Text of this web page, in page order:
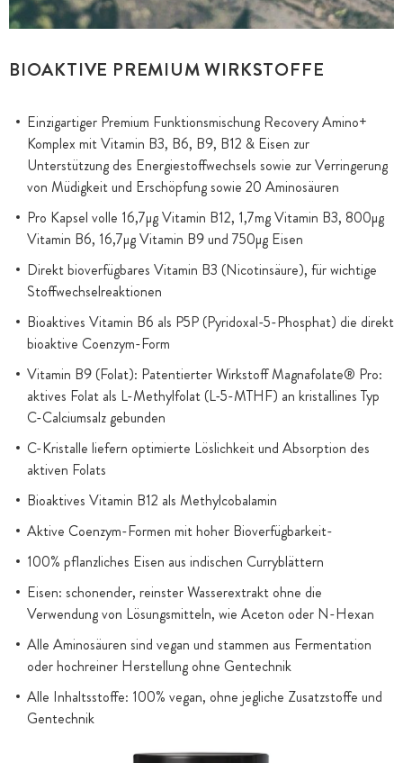
BIOAKTIVE PREMIUM WIRKSTOFFE
Einzigartiger Premium Funktionsmischung Recovery Amino+
Komplex mit Vitamin B3, B6, B9, B12 & Eisen zur
Unterstützung des Energiestoffwechsels sowie zur Verringerung
von Müdigkeit und Erschöpfung sowie 20 Aminosäuren
Pro Kapsel volle 16,7µg Vitamin B12, 1,7mg Vitamin B3, 800µg
Vitamin B6, 16,7µg Vitamin B9 und 750µg Eisen
Direkt bioverfügbares Vitamin B3 (Nicotinsäure), für wichtige
Stoffwechselreaktionen
Bioaktives Vitamin B6 als P5P (Pyridoxal-5-Phosphat) die direkt
bioaktive Coenzym-Form
Vitamin B9 (Folat): Patentierter Wirkstoff Magnafolate® Pro:
aktives Folat als L-Methylfolat (L-5-MTHF) an kristallines Typ
C-Calciumsalz gebunden
C-Kristalle liefern optimierte Löslichkeit und Absorption des
aktiven Folats
Bioaktives Vitamin B12 als Methylcobalamin
Aktive Coenzym-Formen mit hoher Bioverfügbarkeit-
100% pflanzliches Eisen aus indischen Curryblättern
Eisen: schonender, reinster Wasserextrakt ohne die
Verwendung von Lösungsmitteln, wie Aceton oder N-Hexan
Alle Aminosäuren sind vegan und stammen aus Fermentation
oder hochreiner Herstellung ohne Gentechnik
Alle Inhaltsstoffe: 100% vegan, ohne jegliche Zusatzstoffe und
Gentechnik